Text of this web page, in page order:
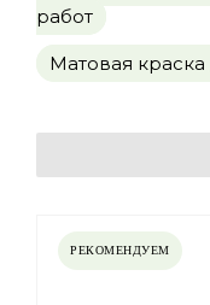
работ
Матовая
РЕКОМЕНДУЕМ